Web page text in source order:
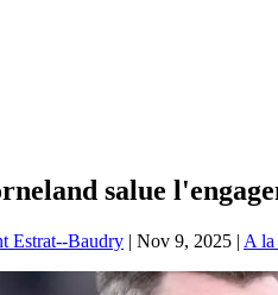
salue
Estrat--Baudry | Nov 9, 2025 | A